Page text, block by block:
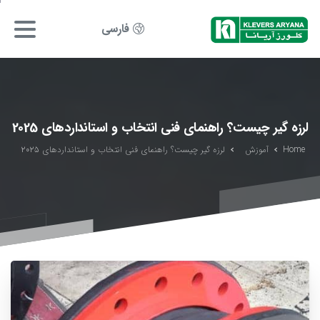
فارسی
لرزه گیر چیست؟ راهنمای فنی انتخاب و استانداردهای 2025
Home آموزش لرزه گیر چیست؟ راهنمای فنی انتخاب و استانداردهای 2025